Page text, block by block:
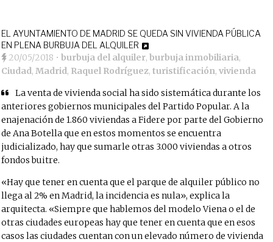
EL AYUNTAMIENTO DE MADRID SE QUEDA SIN VIVIENDA PÚBLICA
EN PLENA BURBUJA DEL ALQUILER
20/05/2018 •burbuja del alquiler,burbuja inmobiliaria,
Ciudad,Madrid, Raquel Rodríguez,turistificación,vivienda
La venta de vivienda social ha sido sistemática durante los
anteriores gobiernos municipales del Partido Popular. A la
enajenación de 1.860 viviendas a Fidere por parte del Gobierno
de Ana Botella que en estos momentos se encuentra
judicializado, hay que sumarle otras 3.000 viviendas a otros
fondos buitre.
«Hay que tener en cuenta que el parque de alquiler público no
llega al 2% en Madrid, la incidencia es nula», explica la
arquitecta. «Siempre que hablemos del modelo Viena o el de
otras ciudades europeas hay que tener en cuenta que en esos
casos las ciudades cuentan con un elevado número de vivienda